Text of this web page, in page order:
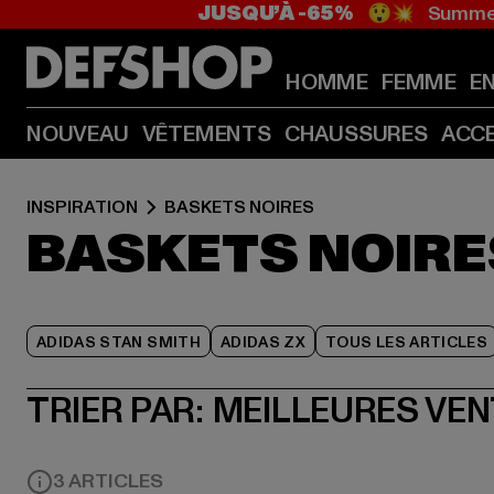
JUSQU’À -65% 😲💥
HOMME FEMME
NOUVEAU VÊTEMENTS CHAUSSURES
INSPIRATION BASKETS NOIRES
BASKETS
ADIDAS STAN SMITH ADIDAS ZX TOUS LES ARTICLES
TRIER PAR: MEILLEURES
3 ARTICLES